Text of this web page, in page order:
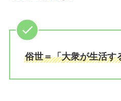
俗世＝「大衆が生活す